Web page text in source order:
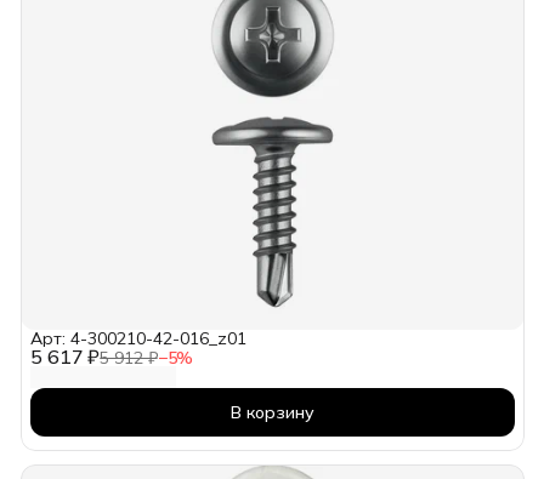
5 617 ₽5 912 ₽−5%
Арт: 4-300210-42-016_z01
В корзину